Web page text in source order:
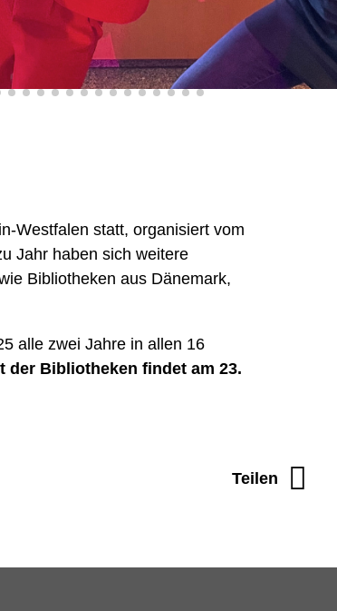
Westfalen statt, organisiert vom
Jahr haben sich weitere
Bibliotheken aus Dänemark,
alle zwei Jahre in allen 16
der Bibliotheken findet am 23.
Teilen